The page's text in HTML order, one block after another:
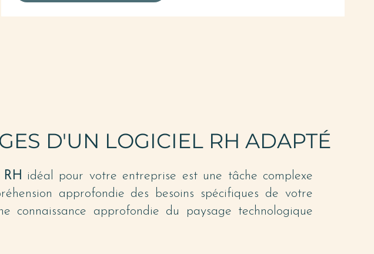
D'UN LOGICIEL RH ADAPTÉ
RH idéal pour votre entreprise est une tâche complexe
approfondie des besoins spécifiques de votre
connaissance approfondie du paysage technologique